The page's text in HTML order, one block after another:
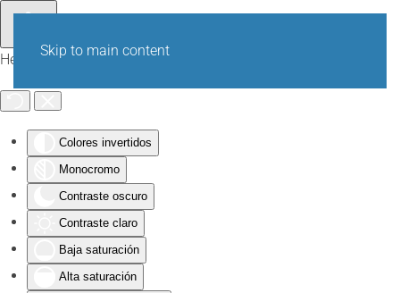
Herramientas de Accesibilidad
Colores invertidos
Monocromo
Contraste oscuro
Contraste claro
Baja saturación
Alta saturación
Skip to main content